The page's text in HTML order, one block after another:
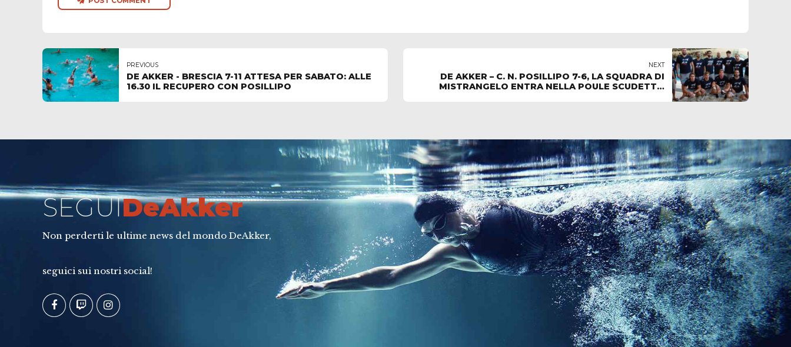
PREVIOUS
DE AKKER - BRESCIA 7-11 ATTESA PER SABATO: ALLE
16.30 IL RECUPERO CON POSILLIPO
NEXT
DE AKKER – C. N. POSILLIPO 7-6, LA SQUADRA DI
MISTRANGELO ENTRA NELLA POULE SCUDETTO
SEGUIDeAkker
Non perderti le ultime news del mondo DeAkker,
seguici sui nostri social!